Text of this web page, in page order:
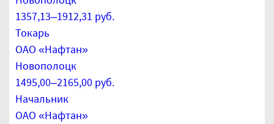
1357,13–1912,31 руб.
Токарь
ОАО «Нафтан»
Новополоцк
1495,00–2165,00 руб.
Начальник
ОАО «Нафтан»